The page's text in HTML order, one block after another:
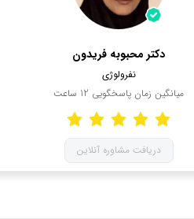
دکتر محبوبه فریدون
نفرولوژی
میانگین زمان پاسخگویی 12 ساعت
دریافت مشاوره آنلاین